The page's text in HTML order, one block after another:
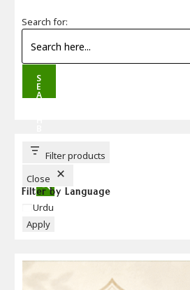
Search for:
S
E
A
T
T
Filter products
Close
Filter by Language
Language
Urdu
Apply